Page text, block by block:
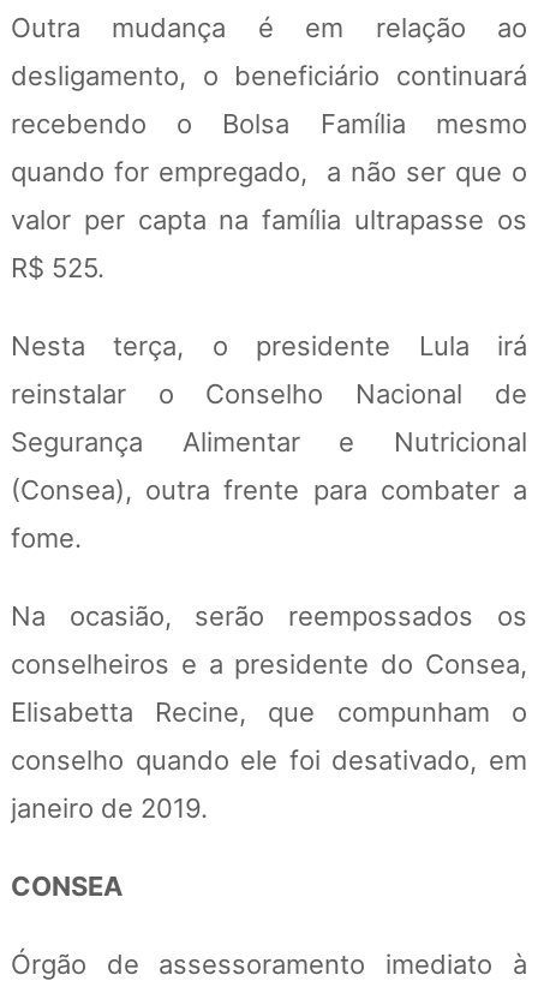
Outra mudança é em relação ao
desligamento, o beneficiário continuará
recebendo o Bolsa Família mesmo
quando for empregado, a não ser que o
valor per capta na família ultrapasse os
R$ 525.
Nesta terça, o presidente Lula irá
reinstalar o Conselho Nacional de
Segurança Alimentar e Nutricional
(Consea), outra frente para combater a
fome.
Na ocasião, serão reempossados os
conselheiros e a presidente do Consea,
Elisabetta Recine, que compunham o
conselho quando ele foi desativado, em
janeiro de 2019.
CONSEA
Órgão de assessoramento imediato à